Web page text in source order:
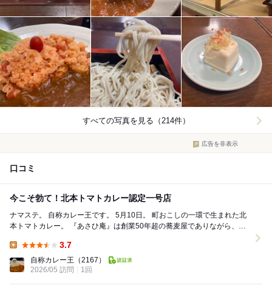
すべての写真を見る（214件）
広告を非表示
口コミ
今こそ勃て！北本トマトカレー認定一号店
ナマステ。 自称カレー王です。 5月10日。 町おこしの一環で生まれた北
本トマトカレー。 『あさひ庵』は創業50年超の蕎麦屋でありながら、そ
3.7
自称カレー王 （2167）
2026/05 訪問
1回